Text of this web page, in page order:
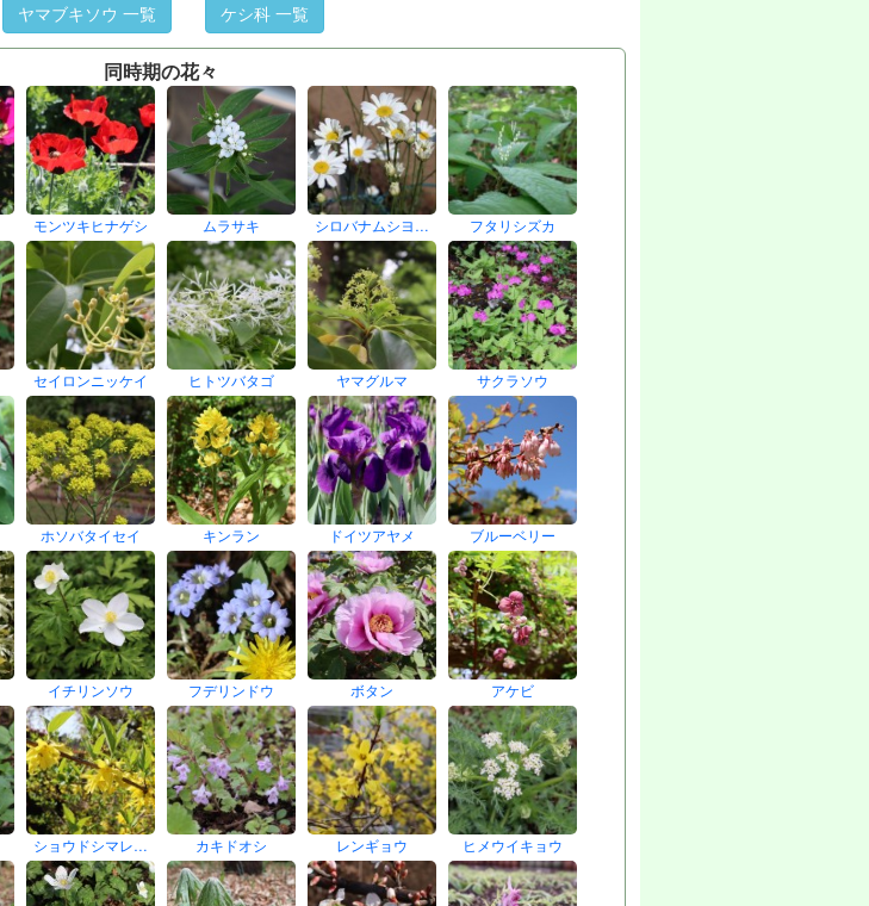
ヤマブキソウ 一覧 ケシ科 一覧
同時期の花々
モンツキヒナゲシ ムラサキ シロバナムシヨ… フタリシズカ
セイロンニッケイ ヒトツバタゴ ヤマグルマ サクラソウ
ホソバタイセイ キンラン ドイツアヤメ ブルーベリー
イチリンソウ フデリンドウ ボタン アケビ
ショウドシマレ… カキドオシ レンギョウ ヒメウイキョウ